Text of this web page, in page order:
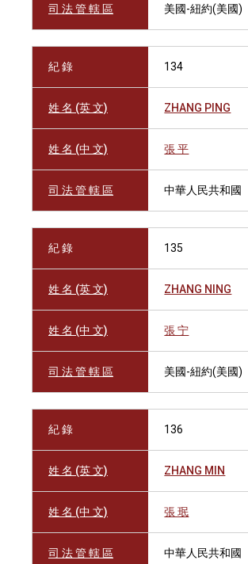
司 法 管 轄 區 美國-紐約(美國)
紀 錄 134
姓 名 (英 文) ZHANG PING
姓 名 (中 文) 張 平
司 法 管 轄 區 中華人民共和國
紀 錄 135
姓 名 (英 文) ZHANG NING
姓 名 (中 文) 張 宁
司 法 管 轄 區 美國-紐約(美國)
紀 錄 136
姓 名 (英 文) ZHANG MIN
姓 名 (中 文) 張 珉
司 法 管 轄 區 中華人民共和國